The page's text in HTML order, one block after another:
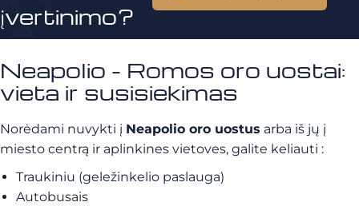
įvertinimo?
Neapolio - Romos oro uostai:
vieta ir susisiekimas
Norėdami nuvykti į Neapolio oro uostus arba iš jų į
miesto centrą ir aplinkines vietoves, galite keliauti :
Traukiniu (geležinkelio paslauga)
Autobusais